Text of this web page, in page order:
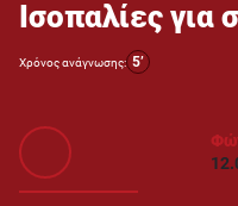
ΠΡΟΓΝΩΣΤΙΚΑ ΤIPSTERS
ΠΡΟΓΝΩΣΤΙΚΑ ΚΑΤΗΓΟΡΙΕΣ
ΠΡΟΣΦΟΡΕΣ
ΔΙΑΓΩΝΙΣΜΟΙ
Ισοπαλίες για
Χρόνος ανάγνωσης: 5’